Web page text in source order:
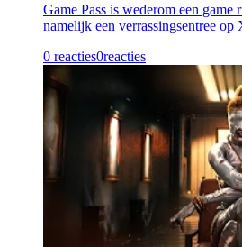
Game Pass is wederom een
namelijk een verrassingsentree op
0 reacties0reacties